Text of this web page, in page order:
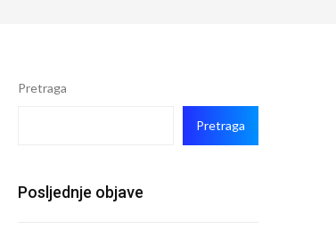
Pretraga
Pretraga
Posljednje objave